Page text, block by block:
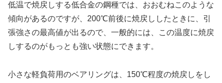
低温で焼戻しする低合金の鋼種では、おおむねこのような
傾向があるのですが、200℃前後に焼戻ししたときに、引
張強さの最高値が出るので、一般的には、この温度に焼戻
しするのがもっとも強い状態にできます。
小さな軽負荷用のベアリングは、150℃程度の焼戻しをし